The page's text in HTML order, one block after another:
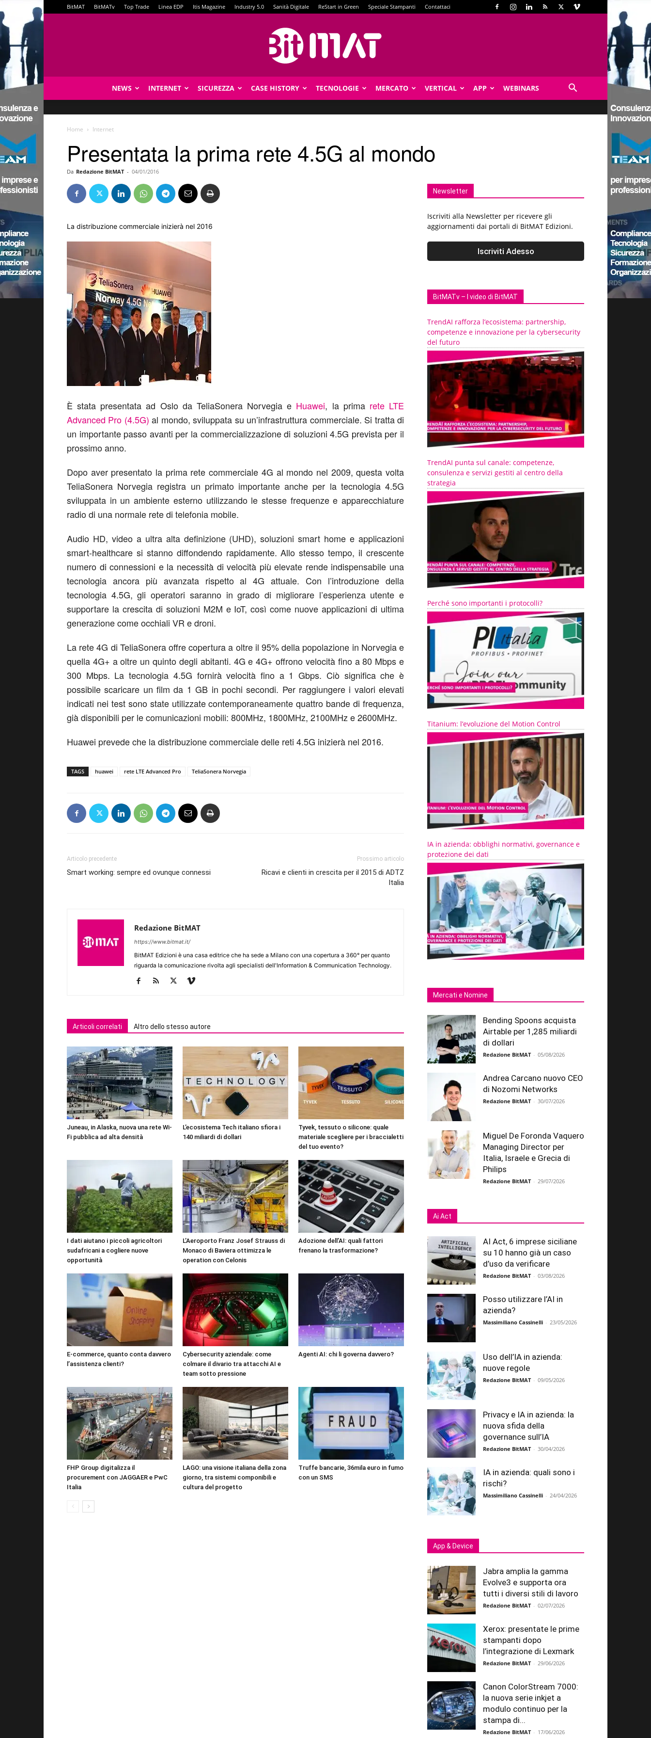
BitMAT BitMATv Top Trade Linea EDP Itis Magazine Industry 5.0 Sanità Digitale ReStart in Green Speciale Stampanti Contattaci
NEWS INTERNET SICUREZZA CASE HISTORY TECNOLOGIE MERCATO VERTICAL APP WEBINARS
Home Internet
Presentata la prima rete 4.5G al mondo
Da Redazione BitMAT - 04/01/2016
La distribuzione commerciale inizierà nel 2016
È stata presentata ad Oslo da TeliaSonera Norvegia e Huawei, la primarete LTE
Advanced Pro (4.5G) al mondo, sviluppata su un’infrastruttura commerciale. Si tratta di
un importante passo avanti per la commercializzazione di soluzioni 4.5G prevista per il
prossimo anno.
Dopo aver presentato la prima rete commerciale 4G al mondo nel 2009, questa volta
TeliaSonera Norvegia registra un primato importante anche per la tecnologia 4.5G
sviluppata in un ambiente esterno utilizzando le stesse frequenze e apparecchiature
radio di una normale rete di telefonia mobile.
Audio HD, video a ultra alta definizione (UHD), soluzioni smart home e applicazioni
smart-healthcare si stanno diffondendo rapidamente. Allo stesso tempo, il crescente
numero di connessioni e la necessità di velocità più elevate rende indispensabile una
tecnologia ancora più avanzata rispetto al 4G attuale. Con l’introduzione della
tecnologia 4.5G, gli operatori saranno in grado di migliorare l’esperienza utente e
supportare la crescita di soluzioni M2M e IoT, così come nuove applicazioni di ultima
generazione come occhiali VR e droni.
La rete 4G di TeliaSonera offre copertura a oltre il 95% della popolazione in Norvegia e
quella 4G+ a oltre un quinto degli abitanti. 4G e 4G+ offrono velocità fino a 80 Mbps e
300 Mbps. La tecnologia 4.5G fornirà velocità fino a 1 Gbps. Ciò significa che è
possibile scaricare un film da 1 GB in pochi secondi. Per raggiungere i valori elevati
indicati nei test sono state utilizzate contemporaneamente quattro bande di frequenza,
già disponibili per le comunicazioni mobili: 800MHz, 1800MHz, 2100MHz e 2600MHz.
Huawei prevede che la distribuzione commerciale delle reti 4.5G inizierà nel 2016.
TAGS huawei rete LTE Advanced Pro TeliaSonera Norvegia
Articolo precedente
Smart working: sempre ed ovunque connessi
Prossimo articolo
Ricavi e clienti in crescita per il 2015 di ADTZ
Italia
Redazione BitMAT
https://www.bitmat.it/
BitMAT Edizioni è una casa editrice che ha sede a Milano con una copertura a 360° per quanto
riguarda la comunicazione rivolta agli specialisti dell'lnformation & Communication Technology.
Articoli correlati Altro dello stesso autore
Juneau, in Alaska, nuova una rete Wi-
Fi pubblica ad alta densità
L’ecosistema Tech italiano sfiora i
140 miliardi di dollari
Tyvek, tessuto o silicone: quale
materiale scegliere per i braccialetti
del tuo evento?
I dati aiutano i piccoli agricoltori
sudafricani a cogliere nuove
opportunità
L’Aeroporto Franz Josef Strauss di
Monaco di Baviera ottimizza le
operation con Celonis
Adozione dell’AI: quali fattori
frenano la trasformazione?
E-commerce, quanto conta davvero
l’assistenza clienti?
Cybersecurity aziendale: come
colmare il divario tra attacchi AI e
team sotto pressione
Agenti AI: chi li governa davvero?
FHP Group digitalizza il
procurement con JAGGAER e PwC
Italia
LAGO: una visione italiana della zona
giorno, tra sistemi componibili e
cultura del progetto
Truffe bancarie, 36mila euro in fumo
con un SMS
Newsletter
Iscriviti alla Newsletter per ricevere gli
aggiornamenti dai portali di BitMAT Edizioni.
BitMATv – I video di BitMAT
TrendAI rafforza l’ecosistema: partnership,
competenze e innovazione per la cybersecurity
del futuro
TrendAI punta sul canale: competenze,
consulenza e servizi gestiti al centro della
strategia
Perché sono importanti i protocolli?
Titanium: l’evoluzione del Motion Control
IA in azienda: obblighi normativi, governance e
protezione dei dati
Mercati e Nomine
Bending Spoons acquista
Airtable per 1,285 miliardi
di dollari
Redazione BitMAT - 05/08/2026
Andrea Carcano nuovo CEO
di Nozomi Networks
Redazione BitMAT - 30/07/2026
Miguel De Foronda Vaquero
Managing Director per
Italia, Israele e Grecia di
Philips
Redazione BitMAT - 29/07/2026
Ai Act
AI Act, 6 imprese siciliane
su 10 hanno già un caso
d’uso da verificare
Redazione BitMAT - 03/08/2026
Posso utilizzare l’AI in
azienda?
Massimiliano Cassinelli - 23/05/2026
Uso dell’IA in azienda:
nuove regole
Redazione BitMAT - 09/05/2026
Privacy e IA in azienda: la
nuova sfida della
governance sull’IA
Redazione BitMAT - 30/04/2026
IA in azienda: quali sono i
rischi?
Massimiliano Cassinelli - 24/04/2026
App & Device
Jabra amplia la gamma
Evolve3 e supporta ora
tutti i diversi stili di lavoro
Redazione BitMAT - 02/07/2026
Xerox: presentate le prime
stampanti dopo
l’integrazione di Lexmark
Redazione BitMAT - 29/06/2026
Canon ColorStream 7000:
la nuova serie inkjet a
modulo continuo per la
stampa di...
Redazione BitMAT - 17/06/2026